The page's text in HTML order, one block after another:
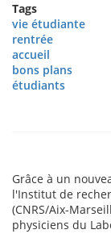
Tags
vie étudiante
rentrée
accueil
bons plans
étudiants
Grâce à un
l'Institut de
(CNRS/Aix-
physiciens du